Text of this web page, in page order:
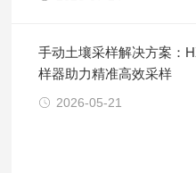
手动土壤采样解决方案：
样器助力精准高效采样
2026-05-21